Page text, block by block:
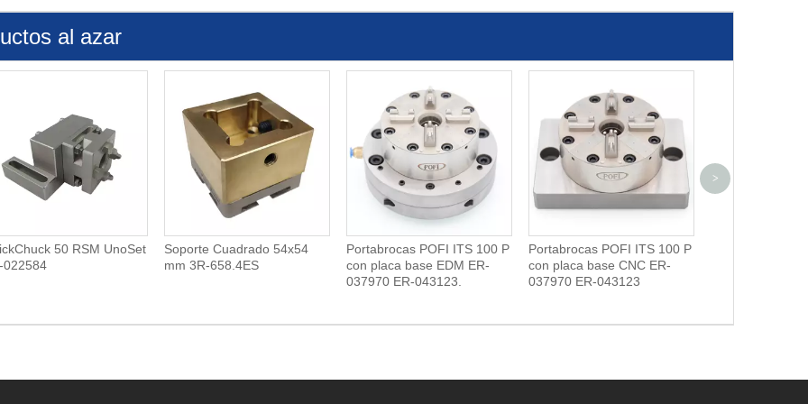
al azar
50 RSM UnoSet
022584
Soporte Cuadrado 54x54
mm 3R-658.4ES
Portabrocas POFI ITS 100 P
con placa base EDM ER-
037970 ER-043123.
Portabrocas POFI ITS 100 P
con placa base CNC ER-
037970 ER-043123
>